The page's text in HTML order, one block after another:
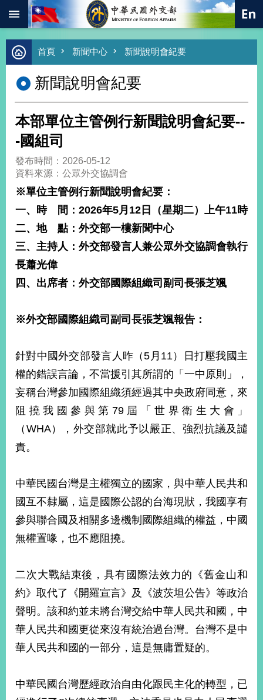
跳到主要內容區塊
進
階
尋
熱
總
合
外
值
外
交
經
濟
落
海
和
平
護
照
回
頁
站
導
覽
關
於
本
部
中
心
外
交
資
訊
國
家
首頁 新聞中心 新聞說明會紀要
新聞說明會紀要
本部單位主管例行新聞說明會紀要--
-國組司
發布時間：2026-05-12
資料來源：公眾外交協調會
※單位主管例行新聞說明會紀要：
一、時 間：2026年5月12日（星期二）上午11時
二、地 點：外交部一樓新聞中心
三、主持人：外交部發言人兼公眾外交協調會執行
長蕭光偉
四、出席者：外交部國際組織司副司長張芝颯
※外交部國際組織司副司長張芝颯報告：
針對中國外交部發言人昨（5月11）日打壓我國主
權的錯誤言論，不當援引其所謂的「一中原則」，
妄稱台灣參加國際組織須經過其中央政府同意，來
阻撓我國參與第79屆「世界衛生大會」
（WHA），外交部就此予以嚴正、強烈抗議及譴
責。
中華民國台灣是主權獨立的國家，與中華人民共和
國互不隸屬，這是國際公認的台海現狀，我國享有
參與聯合國及相關多邊機制國際組織的權益，中國
無權置喙，也不應阻撓。
二次大戰結束後，具有國際法效力的《舊金山和
約》取代了《開羅宣言》及《波茨坦公告》等政治
聲明。該和約並未將台灣交給中華人民共和國，中
華人民共和國更從來沒有統治過台灣。台灣不是中
華人民共和國的一部分，這是無庸置疑的。
中華民國台灣歷經政治自由化跟民主化的轉型，已